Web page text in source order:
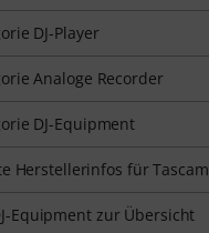
DJ-Player
Analoge Recorder
DJ-Equipment
Herstellerinfos für Tascam
Equipment zur Übersicht